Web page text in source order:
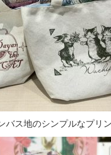
バス地のシンプルなプリ